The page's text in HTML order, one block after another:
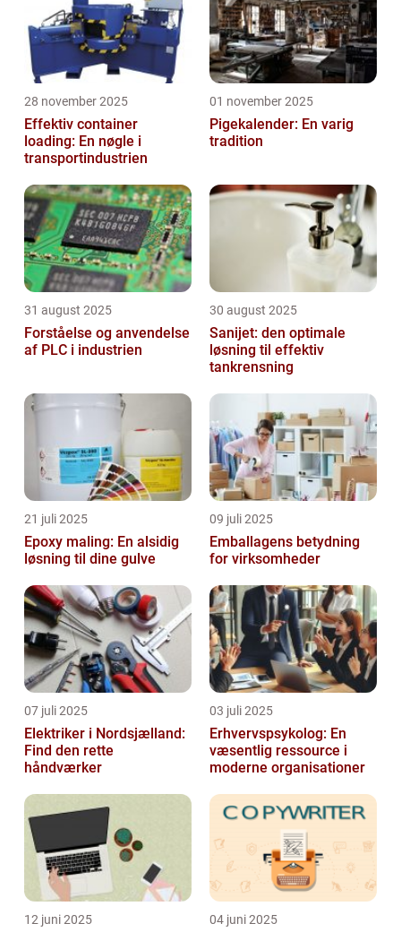
28 november 2025
Effektiv container
loading: En nøgle i
transportindustrien
01 november 2025
Pigekalender: En varig
tradition
31 august 2025
Forståelse og anvendelse
af PLC i industrien
30 august 2025
Sanijet: den optimale
løsning til effektiv
tankrensning
21 juli 2025
Epoxy maling: En alsidig
løsning til dine gulve
09 juli 2025
Emballagens betydning
for virksomheder
07 juli 2025
Elektriker i Nordsjælland:
Find den rette
håndværker
03 juli 2025
Erhvervspsykolog: En
væsentlig ressource i
moderne organisationer
12 juni 2025 04 juni 2025